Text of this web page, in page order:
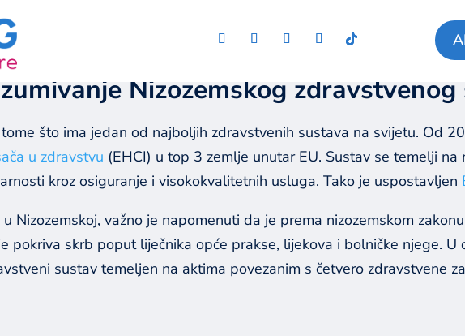
Nizozemskog
što ima jedan od najboljih zdravstvenih sustava na svijetu. Od
u zdravstvu (EHCI) u top 3 zemlje unutar EU. Sustav se temelji
kroz osiguranje i visokokvalitetnih usluga. Tako je uspostavljen
Nizozemskoj, važno je napomenuti da je prema nizozemskom
pokriva skrb poput liječnika opće prakse, lijekova i bolničke njege. U
sustav temeljen na aktima povezanim s četvero zdravstvene